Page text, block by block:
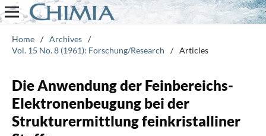
Home / Archives /
Vol. 15 No. 8 (1961): Forschung/Research
/ Articles
Die Anwendung der Feinbereichs-
Elektronenbeugung bei der
Strukturermittlung feinkristalliner